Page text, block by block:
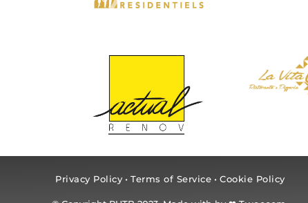
Privacy Policy •Terms of Service • Cookie Policy